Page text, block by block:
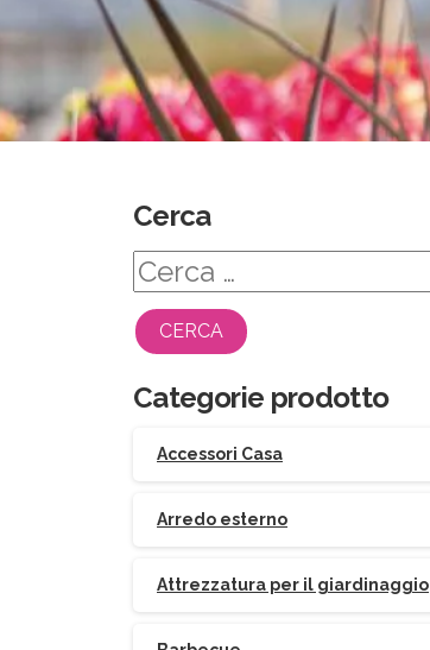
Cerca
Ricerca
per:
Categorie prodotto
Accessori Casa
Arredo esterno
Attrezzatura per il giardinaggio